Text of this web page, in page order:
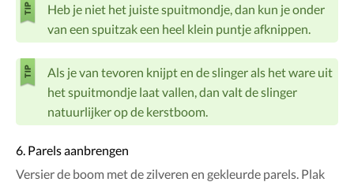
Heb je niet het juiste spuitmondje, dan kun je onder
van een spuitzak een heel klein puntje afknippen.
Als je van tevoren knijpt en de slinger als het ware uit
het spuitmondje laat vallen, dan valt de slinger
natuurlijker op de kerstboom.
6. Parels aanbrengen
Versier de boom met de zilveren en gekleurde parels. Plak